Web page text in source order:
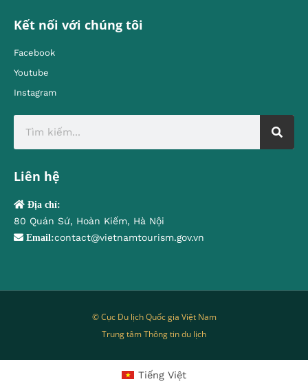
Kết nối với chúng tôi
Facebook
Youtube
Instagram
Liên hệ
Địa chỉ:
80 Quán Sứ, Hoàn Kiếm, Hà Nội
Email:contact@vietnamtourism.gov.vn
© Cục Du lịch Quốc gia Việt Nam
Trung tâm Thông tin du lịch
Tiếng Việt